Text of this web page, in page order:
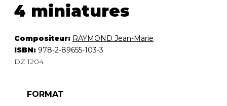
4 miniatures
Compositeur: RAYMOND Jean-Marie
ISBN: 978-2-89655-103-3
DZ 1204
FORMAT